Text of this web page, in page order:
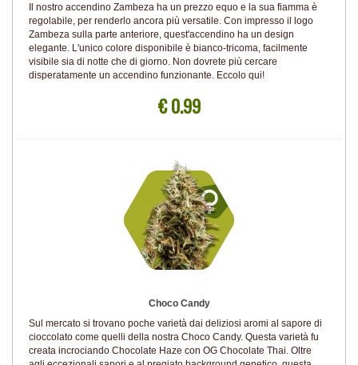
Il nostro accendino Zambeza ha un prezzo equo e la sua fiamma è
regolabile, per renderlo ancora più versatile. Con impresso il logo
Zambeza sulla parte anteriore, quest'accendino ha un design
elegante. L'unico colore disponibile è bianco-tricoma, facilmente
visibile sia di notte che di giorno. Non dovrete più cercare
disperatamente un accendino funzionante. Eccolo qui!
€ 0.99
Choco Candy
Sul mercato si trovano poche varietà dai deliziosi aromi al sapore di
cioccolato come quelli della nostra Choco Candy. Questa varietà fu
creata incrociando Chocolate Haze con OG Chocolate Thai. Oltre